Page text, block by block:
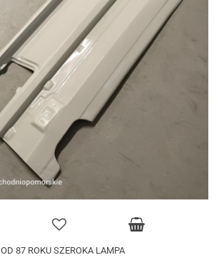
87 ROKU SZEROKA LAMPA